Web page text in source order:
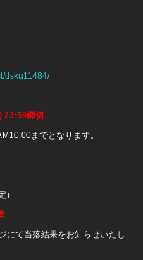
dsku11484/
23:59締切
までとなります。
）
にて当落結果をお知らせいたし